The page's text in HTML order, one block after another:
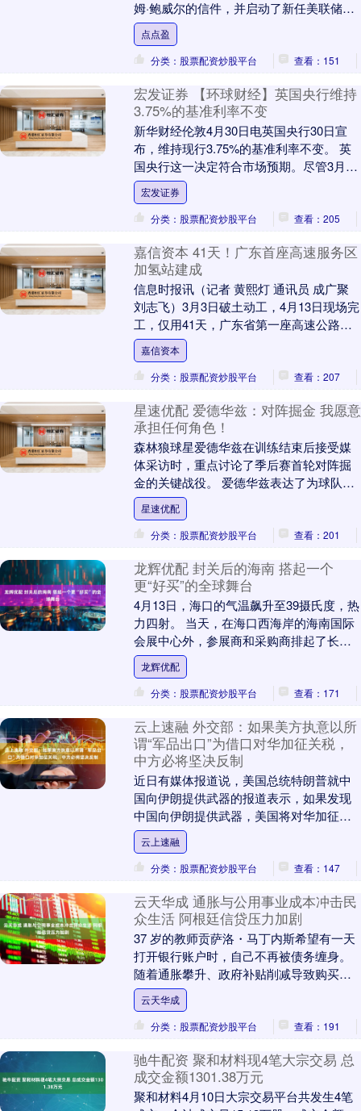
姆·鲍威尔的信件，并启动了新任美联储主
席的遴选程序。尽管特朗普当天对这一说
法予以否认....
点点盈
分类：股票配资炒股平台
查看：151
宏发证券 【环球财经】英国央行维持
3.75%的基准利率不变
新华财经伦敦4月30日电英国央行30日宣
布，维持现行3.75%的基准利率不变。 英
国央行这一决定符合市场预期。尽管3月份
的英国通胀已经逆转此前的下降趋势，上
行至....
宏发证券
分类：股票配资炒股平台
查看：205
嘉信资本 41天！广东首座高速服务区
加氢站建成
信息时报讯（记者 黄熙灯 通讯员 成广聚
刘志飞）3月3日破土动工，4月13日现场完
工，仅用41天，广东省第一座高速公路服
务区加氢站——云韬氢能南香山服务区东
区....
嘉信资本
分类：股票配资炒股平台
查看：207
星速优配 爱德华兹：对阵掘金 我愿意
承担任何角色！
森林狼球星爱德华兹在训练结束后接受媒
体采访时，重点讨论了季后赛首轮对阵掘
金的关键战役。 爱德华兹表达了为球队胜
利全力以赴的决心，强调自己愿意执行教
练安排的任何任....
星速优配
分类：股票配资炒股平台
查看：201
龙辉优配 封关后的海南 搭起一个
更“好买”的全球舞台
4月13日，海口的气温飙升至39摄氏度，热
力四射。 当天，在海口西海岸的海南国际
会展中心外，参展商和采购商排起了长
队。阳光穿过云层洒在巨大的玻璃幕墙
上，映出往来....
龙辉优配
分类：股票配资炒股平台
查看：171
云上速融 外交部：如果美方执意以所
谓“军品出口”为借口对华加征关税，
中方必将坚决反制
近日有媒体报道说，美国总统特朗普就中
国向伊朗提供武器的报道表示，如果发现
中国向伊朗提供武器，美国将对华加征
50%的关税。外交部发言人郭嘉昆14日在
例行记者会上就....
云上速融
分类：股票配资炒股平台
查看：147
云天华成 通胀与公用事业成本冲击民
众生活 阿根廷信贷压力加剧
37 岁的教师贡萨洛・马丁内斯希望有一天
打开银行账户时，自己不再被债务缠身。
随着通胀攀升、政府补贴削减导致购买力
持续缩水，阿根廷民众家庭财务濒临崩
溃，越来越多....
云天华成
分类：股票配资炒股平台
查看：191
驰牛配资 聚和材料现4笔大宗交易 总
成交金额1301.38万元
聚和材料4月10日大宗交易平台共发生4笔